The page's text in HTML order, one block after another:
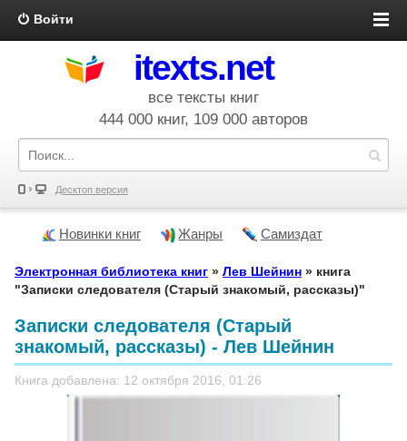
Войти
itexts.net
все тексты книг
444 000 книг, 109 000 авторов
Десктоп версия
Новинки книг Жанры Самиздат
Электронная библиотека книг » Лев Шейнин » книга
"Записки следователя (Старый знакомый, рассказы)"
Записки следователя (Старый
знакомый, рассказы) - Лев Шейнин
Книга добавлена: 12 октября 2016, 01:26